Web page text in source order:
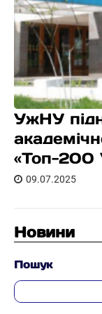
УжНУ
«Топ-200
09.07.2025
Новини
Пошук